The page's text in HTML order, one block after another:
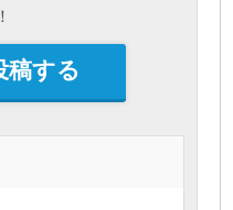
稿する